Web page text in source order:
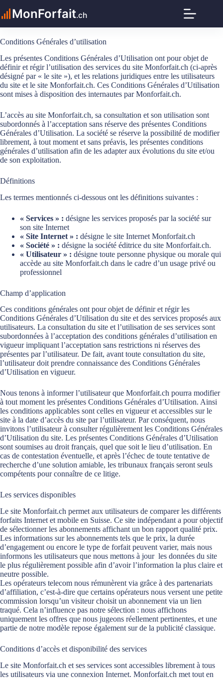
au
contenu
MonForfait.ch
Conditions Générales d’utilisation
Les présentes Conditions Générales d’Utilisation ont pour objet de
définir et régir l’utilisation des services du site Monforfait.ch (ci-après
désigné par « le site »), et les relations juridiques entre les utilisateurs
du site et le site Monforfait.ch. Ces Conditions Générales d’Utilisation
sont mises à disposition des internautes par Monforfait.ch.
L’accès au site Monforfait.ch, sa consultation et son utilisation sont
subordonnés à l’acceptation sans réserve des présentes Conditions
Générales d’Utilisation. La société se réserve la possibilité de modifier
librement, à tout moment et sans préavis, les présentes conditions
générales d’utilisation afin de les adapter aux évolutions du site et/ou
de son exploitation.
Définitions
Les termes mentionnés ci-dessous ont les définitions suivantes :
« Services » : désigne les services proposés par la société sur
son site Internet
« Site Internet » : désigne le site Internet Monforfait.ch
« Société » : désigne la société éditrice du site Monforfait.ch.
« Utilisateur » : désigne toute personne physique ou morale qui
accède au site Monforfait.ch dans le cadre d’un usage privé ou
professionnel
Champ d’application
Ces conditions générales ont pour objet de définir et régir les
Conditions Générales d’Utilisation du site et des services proposés aux
utilisateurs. La consultation du site et l’utilisation de ses services sont
subordonnées à l’acceptation des conditions générales d’utilisation en
vigueur impliquant l’acceptation sans restrictions ni réserves des
présentes par l’utilisateur. De fait, avant toute consultation du site,
l’utilisateur doit prendre connaissance des Conditions Générales
d’Utilisation en vigueur.
Nous tenons à informer l’utilisateur que Monforfait.ch pourra modifier
à tout moment les présentes Conditions Générales d’Utilisation. Ainsi
les conditions applicables sont celles en vigueur et accessibles sur le
site à la date d’accès du site par l’utilisateur. Par conséquent, nous
invitons l’utilisateur à consulter régulièrement les Conditions Générales
d’Utilisation du site. Les présentes Conditions Générales d’Utilisation
sont soumises au droit français, quel que soit le lieu d’utilisation. En
cas de contestation éventuelle, et après l’échec de toute tentative de
recherche d’une solution amiable, les tribunaux français seront seuls
compétents pour connaître de ce litige.
Les services disponibles
Le site Monforfait.ch permet aux utilisateurs de comparer les différents
forfaits Internet et mobile en Suisse. Ce site indépendant a pour objectif
de sélectionner les abonnements affichant un bon rapport qualité prix.
Les informations sur les abonnements tels que le prix, la durée
d’engagement ou encore le type de forfait peuvent varier, mais nous
informons les utilisateurs que nous mettons à jour les données du site
le plus régulièrement possible afin d’avoir l’information la plus claire et
neutre possible.
Les opérateurs telecom nous rémunèrent via grâce à des partenariats
d’affiliation, c’est-à-dire que certains opérateurs nous versent une petite
commission lorsqu’un visiteur choisit un abonnement via un lien
traqué. Cela n’influence pas notre sélection : nous affichons
uniquement les offres que nous jugeons réellement pertinentes, et une
partie de notre modèle repose également sur de la publicité classique.
Conditions d’accès et disponibilité des services
Le site Monforfait.ch et ses services sont accessibles librement à tous
les utilisateurs via une connexion Internet. Monforfait.ch met tout en